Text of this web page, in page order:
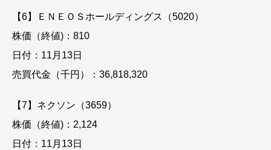
【6】ＥＮＥＯＳホールディングス（5020）
株価（終値)：810
日付：11月13日
売買代金（千円）：36,818,320
【7】ネクソン（3659）
株価（終値)：2,124
日付：11月13日